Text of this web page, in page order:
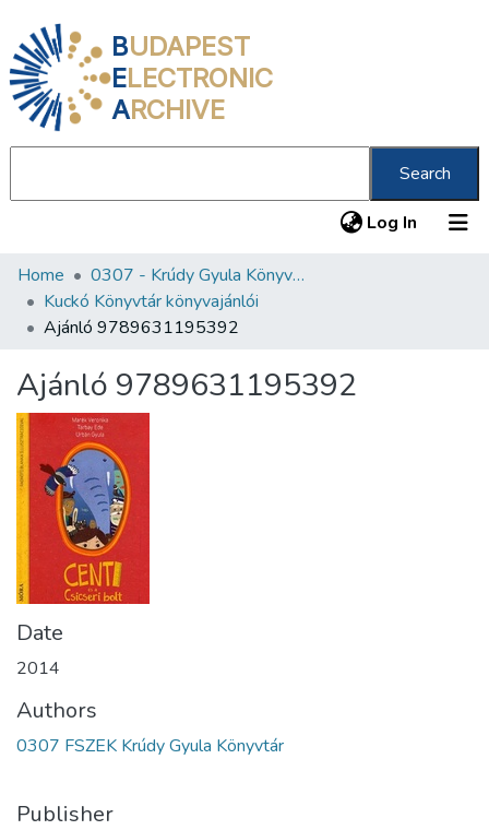
BUDAPEST
ELECTRONIC
ARCHIVE
Search
Log In (current)
Communities & Collections
All of DSpace
About us
Home
0307 - Krúdy Gyula Könyvtár
Kuckó Könyvtár könyvajánlói
Ajánló 9789631195392
Ajánló 9789631195392
Date
2014
Authors
0307 FSZEK Krúdy Gyula Könyvtár
Publisher